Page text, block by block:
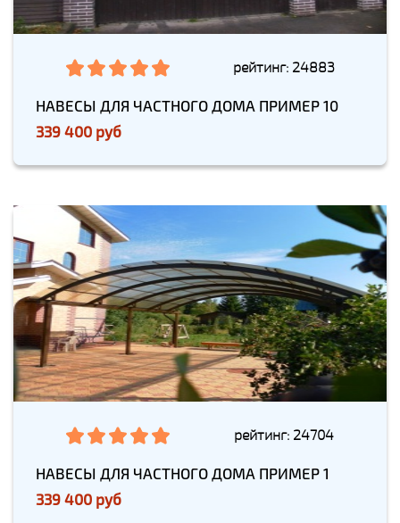
рейтинг: 24883
НАВЕСЫ ДЛЯ ЧАСТНОГО ДОМА ПРИМЕР 10
339 400 руб
рейтинг: 24704
НАВЕСЫ ДЛЯ ЧАСТНОГО ДОМА ПРИМЕР 1
339 400 руб